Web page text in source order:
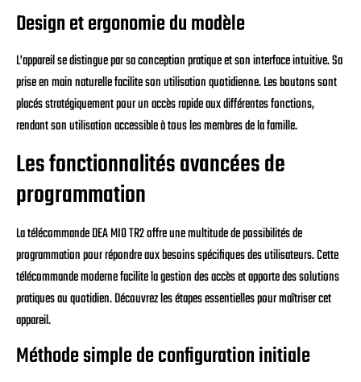
Design et ergonomie du modèle
L’appareil se distingue par sa conception pratique et son interface intuitive. Sa
prise en main naturelle facilite son utilisation quotidienne. Les boutons sont
placés stratégiquement pour un accès rapide aux différentes fonctions,
rendant son utilisation accessible à tous les membres de la famille.
Les fonctionnalités avancées de
programmation
La télécommande DEA MIO TR2 offre une multitude de possibilités de
programmation pour répondre aux besoins spécifiques des utilisateurs. Cette
télécommande moderne facilite la gestion des accès et apporte des solutions
pratiques au quotidien. Découvrez les étapes essentielles pour maîtriser cet
appareil.
Méthode simple de configuration initiale